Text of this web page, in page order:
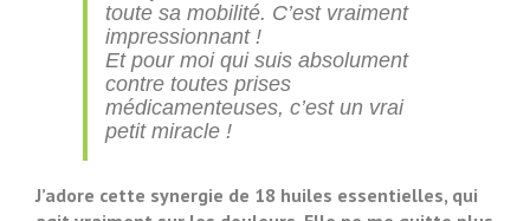
toute sa mobilité. C’est vraiment
impressionnant !
Et pour moi qui suis absolument
contre toutes prises
médicamenteuses, c’est un vrai
petit miracle !
J’adore cette synergie de 18 huiles essentielles, qui